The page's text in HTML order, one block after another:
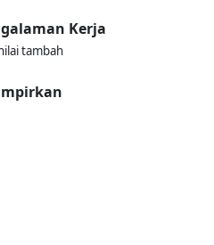
Kerja
tambah